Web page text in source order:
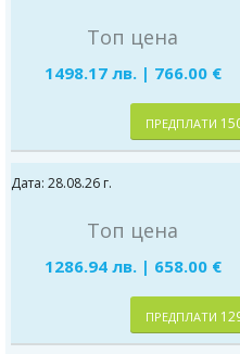
Топ цена
1498.17 лв. | 766.00 €
ПРЕДПЛАТИ
Дата: 28.08.26 г.
Топ цена
1286.94 лв. | 658.00 €
ПРЕДПЛАТИ